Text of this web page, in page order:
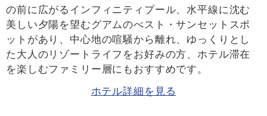
の前に広がるインフィニティプール、水平線に沈む
美しい夕陽を望むグアムのべスト・サンセットスポ
ットがあり、中心地の喧騒から離れ、ゆっくりとし
た大人のリゾートライフをお好みの方、ホテル滞在
を楽しむファミリー層にもおすすめです。
ホテル詳細を見る